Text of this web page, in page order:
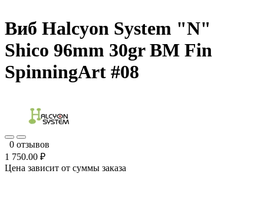
Виб Halcyon System "N"
Shico 96mm 30gr BM Fin
SpinningArt #08
0 отзывов
1 750.00 ₽
Цена зависит от суммы заказа